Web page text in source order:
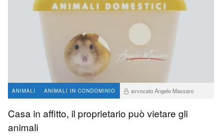
ANIMALI ANIMALI IN CONDOMINIO
avvocato Angelo Massaro
Casa in affitto, il proprietario può vietare gli
animali